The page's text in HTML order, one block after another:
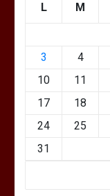
L M
3
4
10
11
17
18
24
25
31